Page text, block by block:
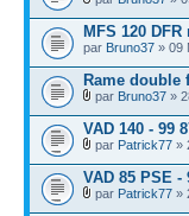
MFS 120 DFR
par Bruno37 » 09
Rame double
par Bruno37 »
VAD 140 - 99
par Patrick77 »
VAD 85 PSE -
par Patrick77 »